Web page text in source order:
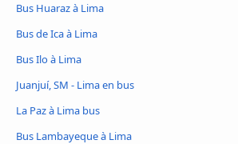
Bus Huaraz à Lima
Bus de Ica à Lima
Bus Ilo à Lima
Juanjuí, SM - Lima en bus
La Paz à Lima bus
Bus Lambayeque à Lima